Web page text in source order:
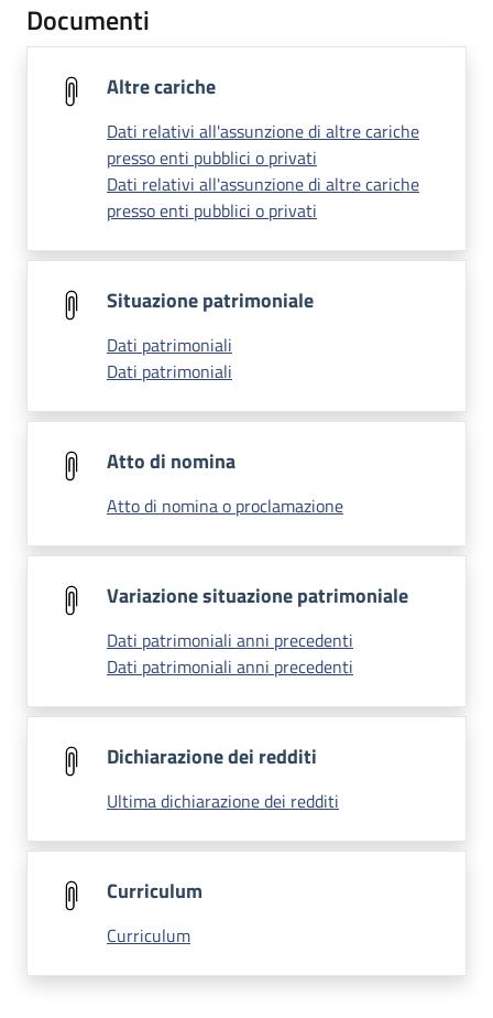
Documenti
Altre cariche
Dati relativi all'assunzione di altre cariche
presso enti pubblici o privati
Dati relativi all'assunzione di altre cariche
presso enti pubblici o privati
Situazione patrimoniale
Dati patrimoniali
Dati patrimoniali
Atto di nomina
Atto di nomina o proclamazione
Variazione situazione patrimoniale
Dati patrimoniali anni precedenti
Dati patrimoniali anni precedenti
Dichiarazione dei redditi
Ultima dichiarazione dei redditi
Curriculum
Curriculum